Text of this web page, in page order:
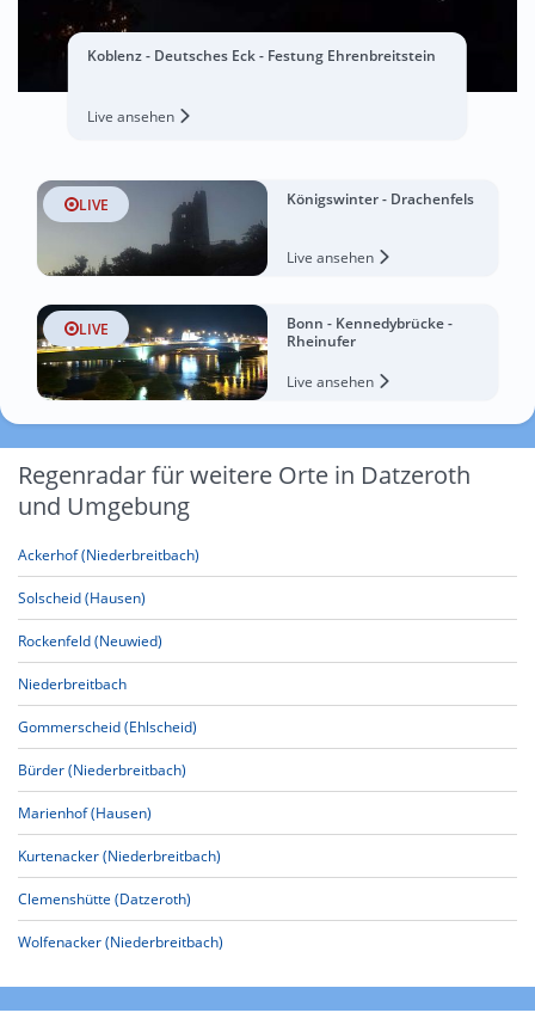
Koblenz - Deutsches Eck - Festung Ehrenbreitstein
Live ansehen
LIVE Königswinter - Drachenfels
Live ansehen
LIVE
Bonn - Kennedybrücke -
Rheinufer
Live ansehen
Regenradar für weitere Orte in Datzeroth
und Umgebung
Ackerhof (Niederbreitbach)
Solscheid (Hausen)
Rockenfeld (Neuwied)
Niederbreitbach
Gommerscheid (Ehlscheid)
Bürder (Niederbreitbach)
Marienhof (Hausen)
Kurtenacker (Niederbreitbach)
Clemenshütte (Datzeroth)
Wolfenacker (Niederbreitbach)